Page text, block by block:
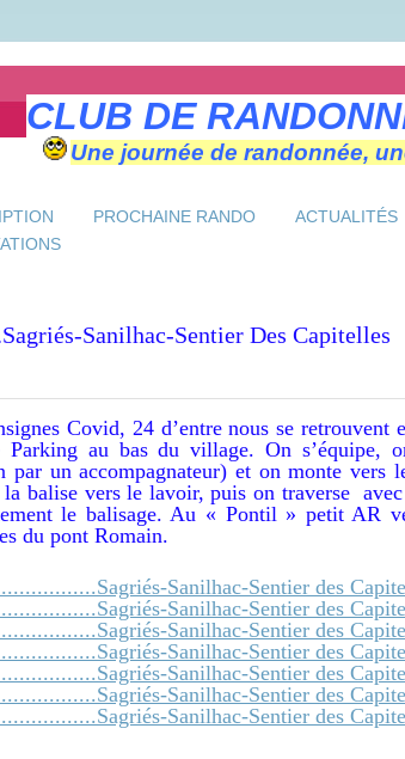
CLUB DE
Une journée de randonnée,
PROCHAINE RANDO ACTUALITÉS
Sanilhac-Sentier Des Capitelles
Covid, 24 d’entre nous se retrouvent
au bas du village. On s’équipe,
par un accompagnateur) et on monte vers
la balise vers le lavoir, puis on traverse
le balisage. Au « Pontil » petit AR
du pont Romain.